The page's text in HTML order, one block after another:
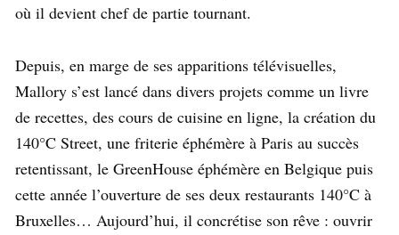
où il devient chef de partie tournant.
Depuis, en marge de ses apparitions télévisuelles,
Mallory s’est lancé dans divers projets comme un livre
de recettes, des cours de cuisine en ligne, la création du
140°C Street, une friterie éphémère à Paris au succès
retentissant, le GreenHouse éphémère en Belgique puis
cette année l’ouverture de ses deux restaurants 140°C à
Bruxelles… Aujourd’hui, il concrétise son rêve : ouvrir